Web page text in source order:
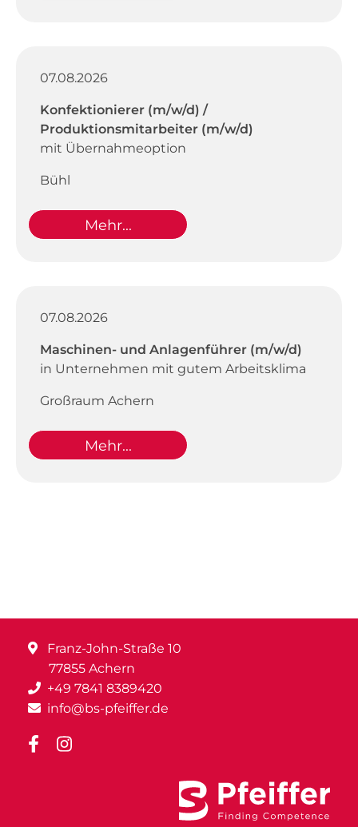
07.08.2026
Konfektionierer (m/w/d) /
Produktionsmitarbeiter (m/w/d)
mit Übernahmeoption
Bühl
Mehr...
07.08.2026
Maschinen- und Anlagenführer (m/w/d)
in Unternehmen mit gutem Arbeitsklima
Großraum Achern
Mehr...
Franz-John-Straße 10
77855 Achern
+49 7841 8389420
info@bs-pfeiffer.de